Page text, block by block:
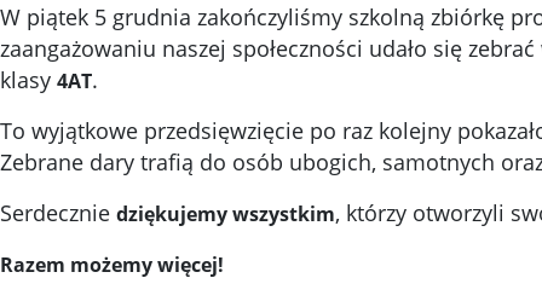
W piątek 5 grudnia zakończyliśmy szkolną zbiórkę
zaangażowaniu naszej społeczności udało się
klasy 4AT.
To wyjątkowe przedsięwzięcie po raz kolejny
Zebrane dary trafią do osób ubogich, samotnych
Serdecznie dziękujemy wszystkim, którzy otworzyli
Razem możemy więcej!